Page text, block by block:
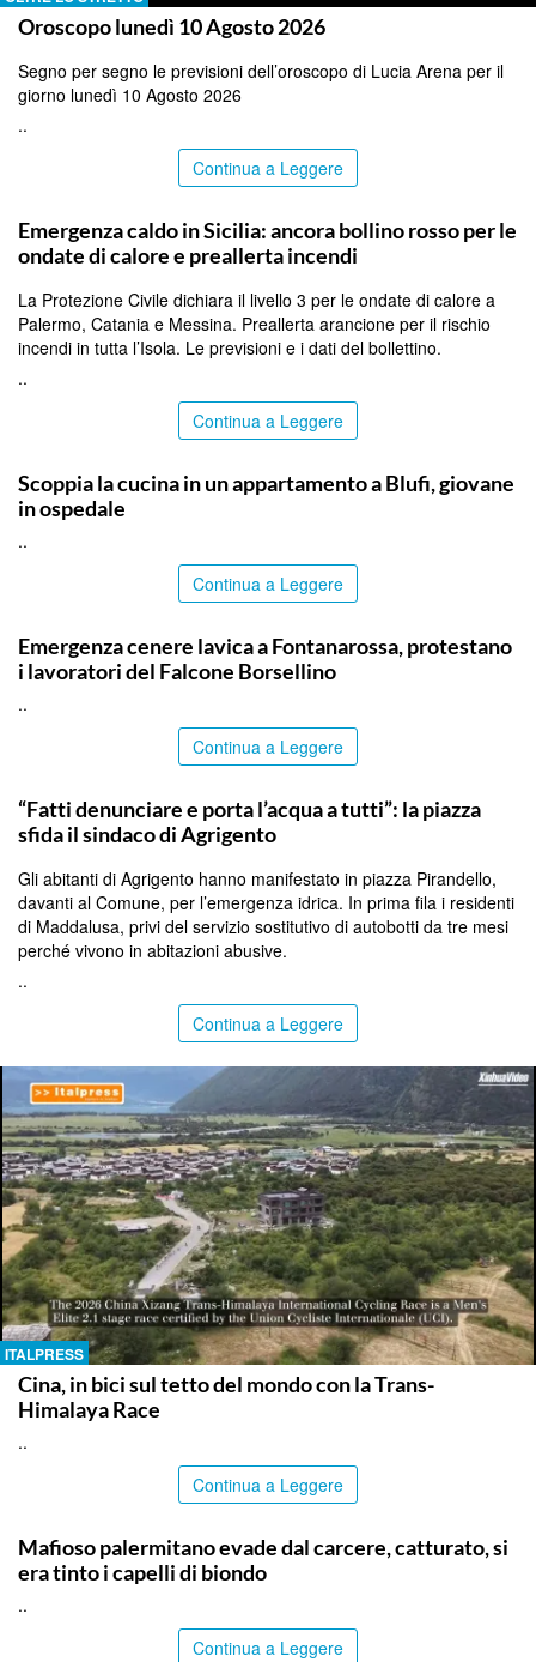
Oroscopo lunedì 10 Agosto 2026
Segno per segno le previsioni dell’oroscopo di Lucia Arena per il
giorno lunedì 10 Agosto 2026
..
Continua a Leggere
Emergenza caldo in Sicilia: ancora bollino rosso per le
ondate di calore e preallerta incendi
La Protezione Civile dichiara il livello 3 per le ondate di calore a
Palermo, Catania e Messina. Preallerta arancione per il rischio
incendi in tutta l’Isola. Le previsioni e i dati del bollettino.
..
Continua a Leggere
Scoppia la cucina in un appartamento a Blufi, giovane
in ospedale
..
Continua a Leggere
Emergenza cenere lavica a Fontanarossa, protestano
i lavoratori del Falcone Borsellino
..
Continua a Leggere
“Fatti denunciare e porta l’acqua a tutti”: la piazza
sfida il sindaco di Agrigento
Gli abitanti di Agrigento hanno manifestato in piazza Pirandello,
davanti al Comune, per l’emergenza idrica. In prima fila i residenti
di Maddalusa, privi del servizio sostitutivo di autobotti da tre mesi
perché vivono in abitazioni abusive.
..
Continua a Leggere
ITALPRESS
Cina, in bici sul tetto del mondo con la Trans-
Himalaya Race
..
Continua a Leggere
Mafioso palermitano evade dal carcere, catturato, si
era tinto i capelli di biondo
..
Continua a Leggere